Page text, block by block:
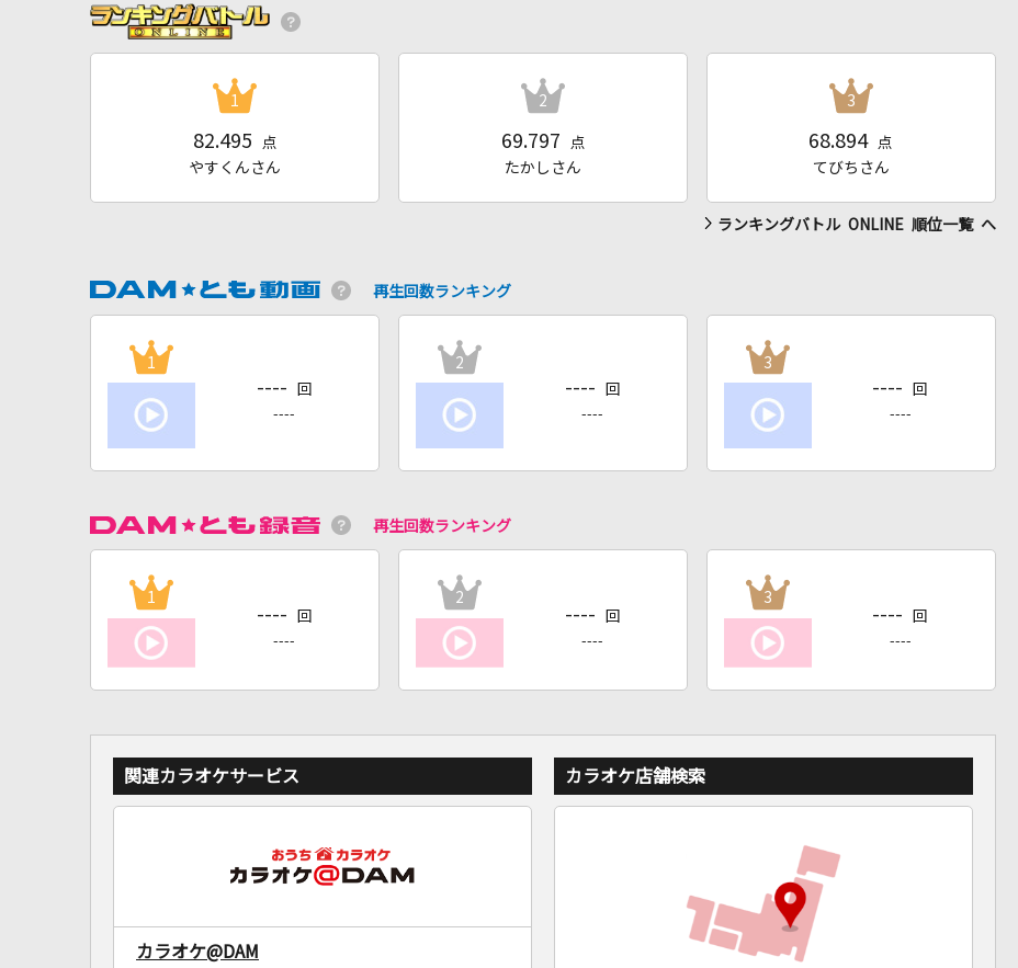
1
82.495
点
やすくんさん
2
69.797
点
たかしさん
3
68.894
点
てびちさん
ランキングバトル ONLINE 順位一覧 へ
再生回数ランキング
1
---- 回
----
2
---- 回
----
3
---- 回
----
再生回数ランキング
1
---- 回
----
2
---- 回
----
3
---- 回
----
関連カラオケサービス
カラオケ@DAM
カラオケ店舗検索